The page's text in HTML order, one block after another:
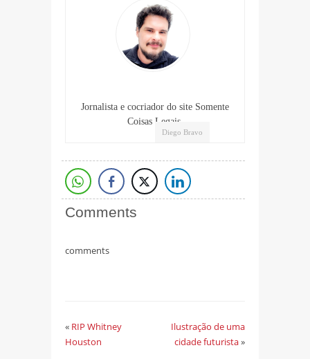
Diego Bravo
Jornalista e cocriador do site Somente
Coisas Legais.
Comments
comments
« RIP Whitney
Houston
Ilustração de uma
cidade futurista»